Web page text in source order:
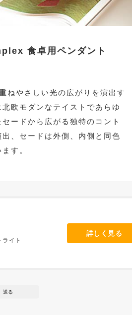
食卓用ペンダント
ねやさしい光の広がりを演出す
欧モダンなテイストであらゆ
ードから広がる独特のコント
、セードは外側、内側と同色
す。
イト
詳しく見る
送る